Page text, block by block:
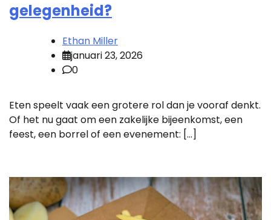
gelegenheid?
Ethan Miller
januari 23, 2026
0
Eten speelt vaak een grotere rol dan je vooraf denkt.
Of het nu gaat om een zakelijke bijeenkomst, een
feest, een borrel of een evenement: […]